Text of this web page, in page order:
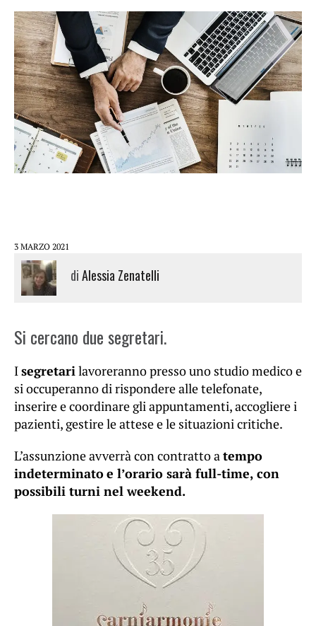
3 MARZO 2021
diAlessia Zenatelli
Si cercano due segretari.
Isegretarilavoreranno presso uno studio medico e
si occuperanno di rispondere alle telefonate,
inserire e coordinare gli appuntamenti, accogliere i
pazienti, gestire le attese e le situazioni critiche.
L’assunzione avverrà con contratto atempo
indeterminatoe l’orario sarà full-time, con
possibili turni nel weekend.